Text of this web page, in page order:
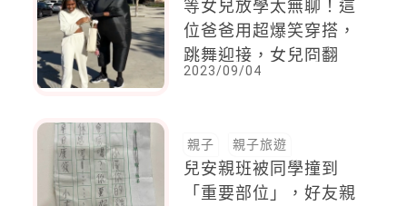
等女兒放學太無聊！這
位爸爸用超爆笑穿搭，
跳舞迎接，女兒冏翻
2023/09/04
親子 親子旅遊
兒安親班被同學撞到
「重要部位」，好友親